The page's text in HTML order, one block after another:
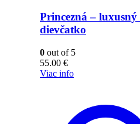
Princezná –
dievčatko
0 out of 5
55.00 €
Viac info